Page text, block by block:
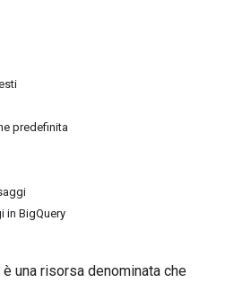
predefinita
in BigQuery
una risorsa denominata che